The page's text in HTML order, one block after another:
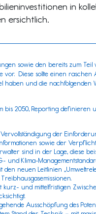
in
ersichtlich.
sowie den bereits zum Teil
vor. Diese sollte einen raschen
haben und die nachfolgenden
bis 2050, Reporting definieren
der
sowie der
sind in der Lage, diese
und Klima-
den neuen Leitlinien „
kurz- und mittelfristigen
Ausschöpfung des